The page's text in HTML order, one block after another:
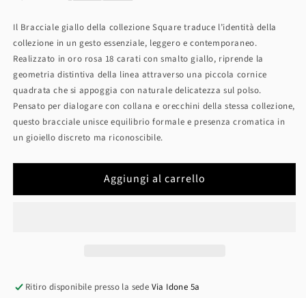
Il Bracciale giallo della collezione Square traduce l’identità della
collezione in un gesto essenziale, leggero e contemporaneo.
Realizzato in oro rosa 18 carati con smalto giallo, riprende la
geometria distintiva della linea attraverso una piccola cornice
quadrata che si appoggia con naturale delicatezza sul polso.
Pensato per dialogare con collana e orecchini della stessa collezione,
questo bracciale unisce equilibrio formale e presenza cromatica in
un gioiello discreto ma riconoscibile.
Aggiungi al carrello
Ritiro disponibile presso la sede Via Idone 5a